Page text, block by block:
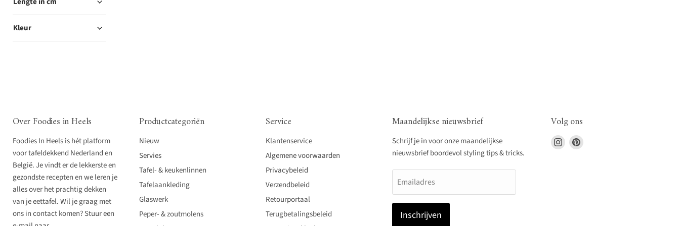
Kleur
Over Foodies in Heels
Foodies In Heels is hét platform
voor tafeldekkend Nederland en
België. Je vindt er de lekkerste en
gezondste recepten en we leren je
alles over het prachtig dekken
van je eettafel. Wil je graag met
ons in contact komen? Stuur een
Productcategoriën
Nieuw
Servies
Tafel- & keukenlinnen
Tafelaankleding
Glaswerk
Peper- & zoutmolens
Service
Klantenservice
Algemene voorwaarden
Privacybeleid
Verzendbeleid
Retourportaal
Terugbetalingsbeleid
Maandelijkse nieuwsbrief
Schrijf je in voor onze maandelijkse
nieuwsbrief boordevol styling tips & tricks.
Emailadres
Inschrijven
Volg ons
Vind
ons
Vind